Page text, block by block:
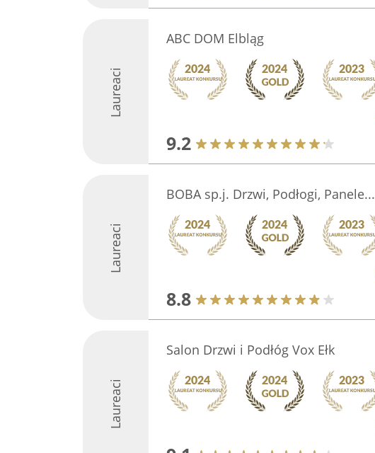
Laureaci
ABC DOM Elbląg
9.2
Laureaci
BOBA sp.j. Drzwi, Podłogi, Panele...
8.8
Laureaci
Salon Drzwi i Podłóg Vox Ełk